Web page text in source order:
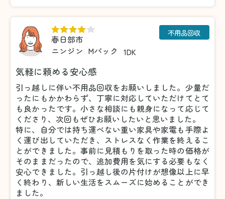
春日部市
ニンジン Mパック 1DK
不用品回収
気軽に頼める安心感
引っ越しに伴い不用品回収をお願いしました。少量だ
ったにもかかわらず、丁寧に対応していただけてとて
も良かったです。小さな相談にも親身になって応じて
くださり、次回もぜひお願いしたいと思いました。
特に、自分では持ち運べない重い家具や家電も手際よ
く運び出していただき、ストレスなく作業を終えるこ
とができました。事前に見積もりを取った時の価格が
そのままだったので、追加費用を気にする必要もなく
安心できました。引っ越し後の片付けが想像以上に早
く終わり、新しい生活をスムーズに始めることができ
ました。